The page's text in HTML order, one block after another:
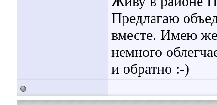
Предлагаю
вместе. Имею
немного
и обратно :-)